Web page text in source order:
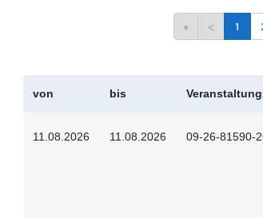
« < 1
von bis
11.08.2026 11.08.2026 09-26-81590-